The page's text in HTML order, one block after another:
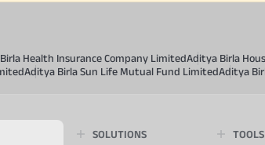
Health Insurance Company LimitedAditya Birla
Aditya Birla Sun Life Mutual Fund LimitedAditya
SOLUTIONS